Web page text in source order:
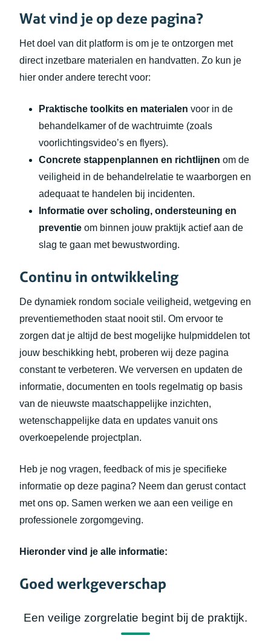
Wat vind je op deze pagina?
Het doel van dit platform is om je te ontzorgen met
direct inzetbare materialen en handvatten. Zo kun je
hier onder andere terecht voor:
Praktische toolkits en materialen voor in de
behandelkamer of de wachtruimte (zoals
voorlichtingsvideo’s en flyers).
Concrete stappenplannen en richtlijnen om de
veiligheid in de behandelrelatie te waarborgen en
adequaat te handelen bij incidenten.
Informatie over scholing, ondersteuning en
preventie om binnen jouw praktijk actief aan de
slag te gaan met bewustwording.
Continu in ontwikkeling
De dynamiek rondom sociale veiligheid, wetgeving en
preventiemethoden staat nooit stil. Om ervoor te
zorgen dat je altijd de best mogelijke hulpmiddelen tot
jouw beschikking hebt, proberen wij deze pagina
constant te verbeteren. We verversen en updaten de
informatie, documenten en tools regelmatig op basis
van de nieuwste maatschappelijke inzichten,
wetenschappelijke data en updates vanuit ons
overkoepelende projectplan.
Heb je nog vragen, feedback of mis je specifieke
informatie op deze pagina? Neem dan gerust contact
met ons op. Samen werken we aan een veilige en
professionele zorgomgeving.
Hieronder vind je alle informatie:
Goed werkgeverschap
Een veilige zorgrelatie begint bij de praktijk.